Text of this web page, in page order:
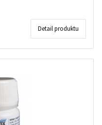
Detail produktu